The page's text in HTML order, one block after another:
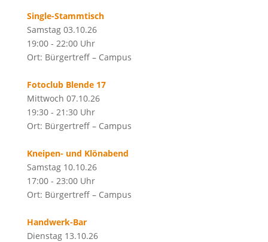
Single-Stammtisch
Samstag 03.10.26
19:00 - 22:00 Uhr
Ort: Bürgertreff – Campus
Fotoclub Blende 17
Mittwoch 07.10.26
19:30 - 21:30 Uhr
Ort: Bürgertreff – Campus
Kneipen- und Klönabend
Samstag 10.10.26
17:00 - 23:00 Uhr
Ort: Bürgertreff – Campus
Handwerk-Bar
Dienstag 13.10.26